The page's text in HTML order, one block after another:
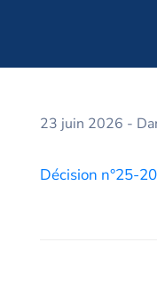
23 juin 2026 -
Décision n°25-